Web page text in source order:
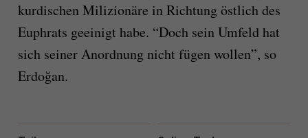
kurdischen Milizionäre in Richtung östlich des
Euphrats geeinigt habe. “Doch sein Umfeld hat
sich seiner Anordnung nicht fügen wollen”, so
Erdoğan.